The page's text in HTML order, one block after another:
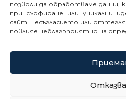
позволи да обработваме данни,
при сърфиране или уникални
сайт. Несъгласието или
повлияе неблагоприятно на
Профил на купувача
Кариери
Контакти